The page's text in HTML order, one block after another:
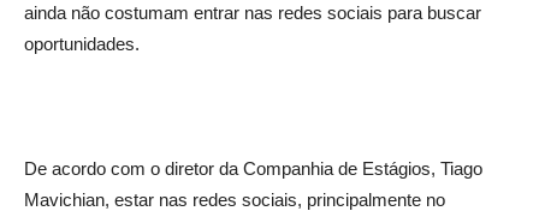
ainda não costumam entrar nas redes sociais para buscar
oportunidades.
De acordo com o diretor da Companhia de Estágios, Tiago
Mavichian, estar nas redes sociais, principalmente no